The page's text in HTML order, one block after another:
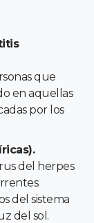
que
en aquellas
por los
del herpes
del sistema
del sol.